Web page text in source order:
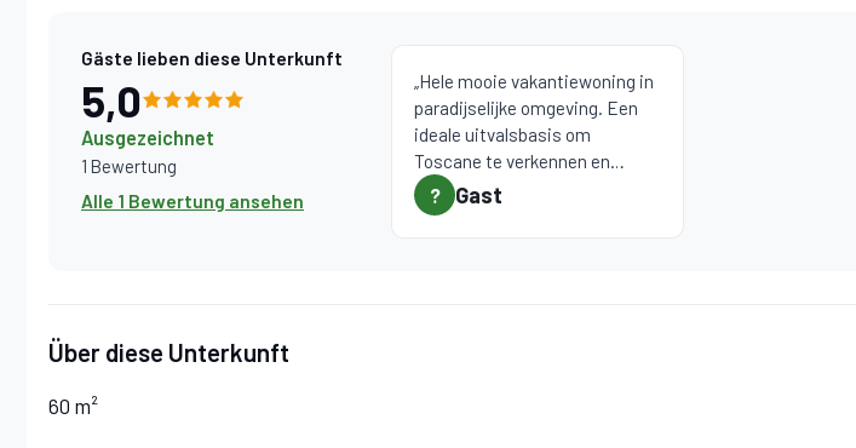
Gäste lieben diese Unterkunft
5,0
Ausgezeichnet
1 Bewertung
Alle 1 Bewertung ansehen
„Hele mooie vakantiewoning in
paradijselijke omgeving. Een
ideale uitvalsbasis om
Toscane te verkennen en
tegelijk uit te rusten. Ook heel
vriendelijk en behulpzaam
? Gast
Über diese Unterkunft
60 m²